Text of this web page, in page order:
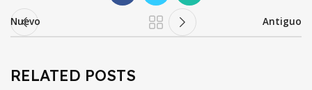
Nuevo Antiguo
RELATED POSTS